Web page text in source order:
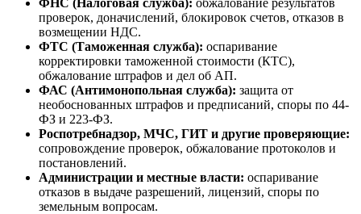
проверок, доначислений, блокировок счетов, отказов в
возмещении НДС.
ФТС (Таможенная служба): оспаривание
корректировки таможенной стоимости (КТС),
обжалование штрафов и дел об АП.
ФАС (Антимонопольная служба): защита от
необоснованных штрафов и предписаний, споры по 44-
ФЗ и 223-ФЗ.
Роспотребнадзор, МЧС, ГИТ и другие проверяющие:
сопровождение проверок, обжалование протоколов и
постановлений.
Администрации и местные власти: оспаривание
отказов в выдаче разрешений, лицензий, споры по
земельным вопросам.